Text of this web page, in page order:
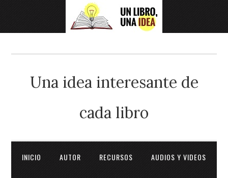
Una idea interesante de
cada libro
INICIO AUTOR RECURSOS AUDIOS Y VIDEOS